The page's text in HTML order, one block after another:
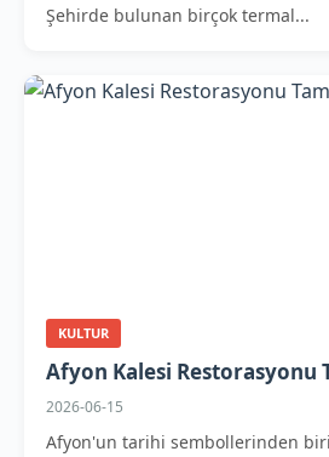
Şehirde bulunan birçok termal...
KULTUR
Afyon Kalesi Restorasyonu
2026-06-15
Afyon'un tarihi sembollerinden